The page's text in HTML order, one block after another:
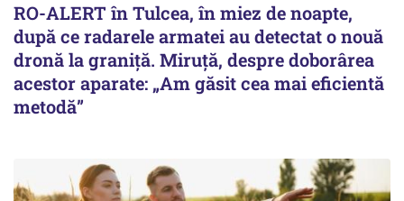
RO-ALERT în Tulcea, în miez de noapte,
după ce radarele armatei au detectat o nouă
dronă la graniță. Miruță, despre doborârea
acestor aparate: „Am găsit cea mai eficientă
metodă”